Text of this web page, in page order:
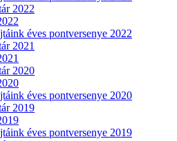
2022
éves pontversenye 2022
2021
2020
éves pontversenye 2020
2019
éves pontversenye 2019